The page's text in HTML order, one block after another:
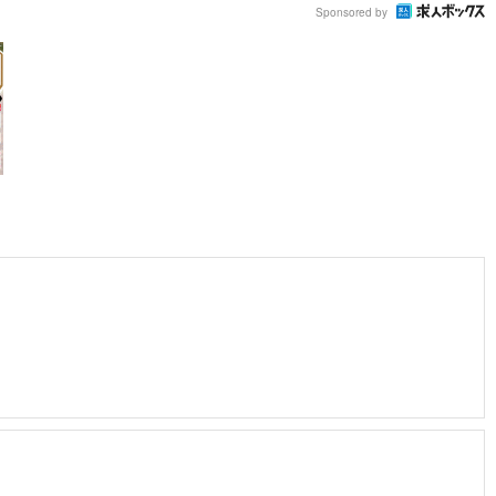
Sponsored by